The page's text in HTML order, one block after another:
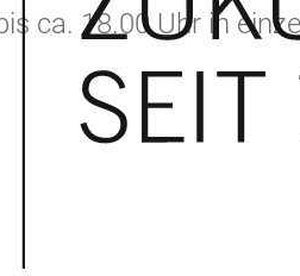
ca. 18.00 Uhr in